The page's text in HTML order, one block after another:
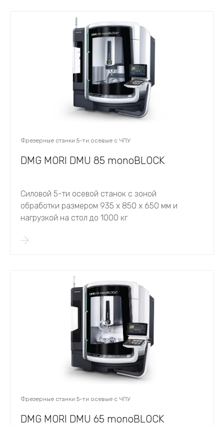
Фрезерные станки 5-ти осевые с ЧПУ
DMG MORI DMU 85 monoBLOCK
Силовой 5-ти осевой станок с зоной
обработки размером 935 х 850 х 650 мм и
нагрузкой на стол до 1000 кг
Фрезерные станки 5-ти осевые с ЧПУ
DMG MORI DMU 65 monoBLOCK